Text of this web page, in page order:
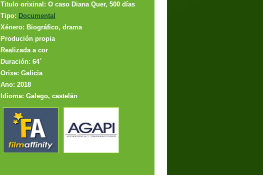
Titulo orixinal: O caso Diana Quer, 500 días
Tipo: Documental
Xénero: Biográfico, drama
Produción propia
Realizada a cor
Duración: 64´
Orixe: Galicia
Ano: 2018
Idioma: Galego, castelán